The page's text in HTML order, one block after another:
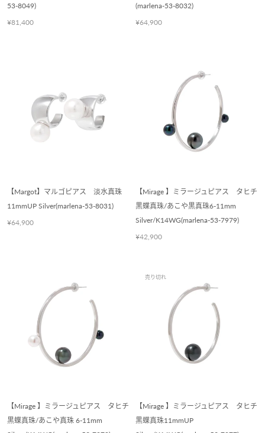
53-8049)
¥81,400
(marlena-53-8032)
¥64,900
【Margot】マルゴピアス 淡水真珠
11mmUP Silver(marlena-53-8031)
¥64,900
【Mirage 】ミラージュピアス タヒチ
黒蝶真珠/あこや黒真珠6-11mm
Silver/K14WG(marlena-53-7979)
¥42,900
【Mirage 】ミラージュピアス タヒチ
黒蝶真珠/あこや真珠 6-11mm
売り切れ
【Mirage 】ミラージュピアス タヒチ
黒蝶真珠11mmUP